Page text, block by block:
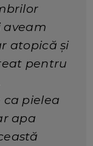
aveam
atopică și
pentru
ca pielea
apa